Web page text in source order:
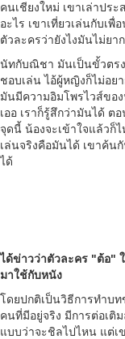
คนเชียงใหม่ เขาเล่าปร
อะไร เขาเที่ยวเล่นกับเ
ตัวละครว่ายังไงมันไม่ยาก
นัทกับณิชา มันเป็นขั้วตรง
ชอบเล่น ไอ้ผู้หญิงก็ไม่อย
มันมีความอิมโพรไวส์ขอ
เออ เราก็รู้สึกว่ามันได้ ต
จุดนี้ น้องจะเข้าใจแล้วก็
เล่นจริงคือมันได้ เขาค้น
ได้
ได้ข่าวว่าตัวละคร "ต้อ" ใ
มาใช้กับหนัง
โดยปกติเป็นวิธีการทำบท
คนที่มีอยู่จริง มีการต่อเติ
แบบว่าจะชิลไปไหน แต่เ